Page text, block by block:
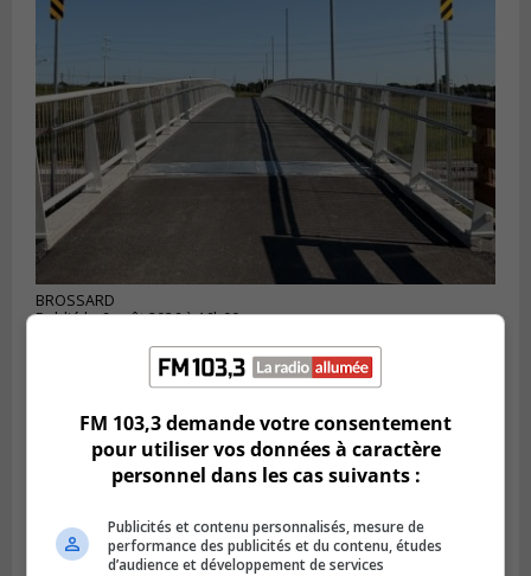
BROSSARD
Publié le 6 août 2026 à 16h00
Champlain est ouverte
FM 103,3 demande votre consentement
pour utiliser vos données à caractère
personnel dans les cas suivants :
Publicités et contenu personnalisés, mesure de
performance des publicités et du contenu, études
d’audience et développement de services